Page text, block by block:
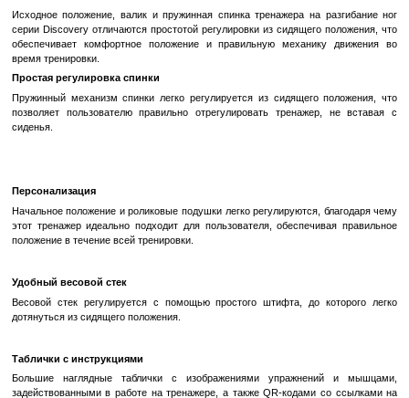
Описание
Освободи себя от излишнего стресса и повысить
тренировок спомощью грузоблокировочного тренажера
ногот фирмыPrecor. Этот высококачественный тренажер
кто ценит комфорт, надежность и отличные результаты в
Тренажер для упражнений, направленных на развитиемышц
оборудование Precor разрабатывается и проецируется на
Сиэтле (Вашингтон, США).
серии Discovery отличаются простотой регулировки из сидящего
обеспечивает комфортное положение и правильную
время тренировки.
Пружинный механизм спинки легко регулируется из сидящего
позволяет пользователю правильно отрегулировать